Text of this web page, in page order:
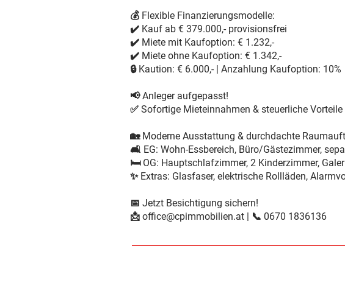
💰 Flexible Finanzierungsmodelle:
✔️ Kauf ab € 379.000,- provisionsfrei
✔️ Miete mit Kaufoption: € 1.232,-
✔️ Miete ohne Kaufoption: € 1.342,-
🔒 Kaution: € 6.000,- | Anzahlung Kaufoption: 10%
📢Anleger aufgepasst!
✅ Sofortige Mieteinnahmen & steuerliche
🏡 Moderne Ausstattung & durchdachte
🛋️ EG: Wohn-Essbereich, Büro/Gästezimmer,
🛏️ OG: Hauptschlafzimmer, 2 Kinderzimmer,
✨ Extras: Glasfaser, elektrische Rollläden,
📅 Jetzt Besichtigung sichern!
📩 office@cpimmobilien.at | 📞 0670 1836136